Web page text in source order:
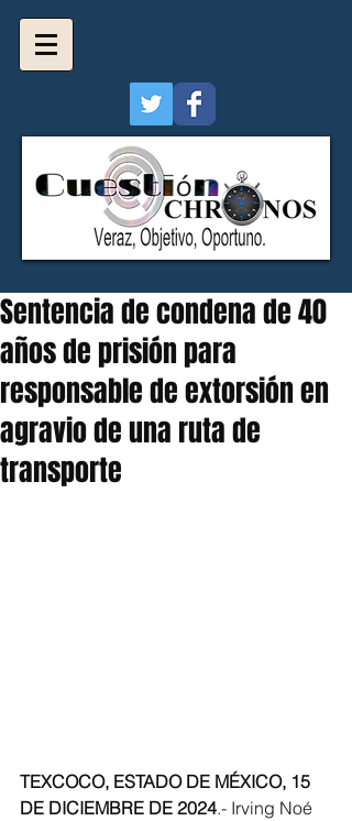
Sentencia de condena de 40
años de prisión para
responsable de extorsión en
agravio de una ruta de
transporte
TEXCOCO, ESTADO DE MÉXICO, 15
DE DICIEMBRE DE 2024.- Irving Noé